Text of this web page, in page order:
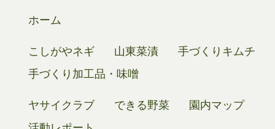
ホーム
こしがやネギ
山東菜漬
手づくりキムチ
手づくり加工品・味噌
ヤサイクラブ
できる野菜
園内マップ